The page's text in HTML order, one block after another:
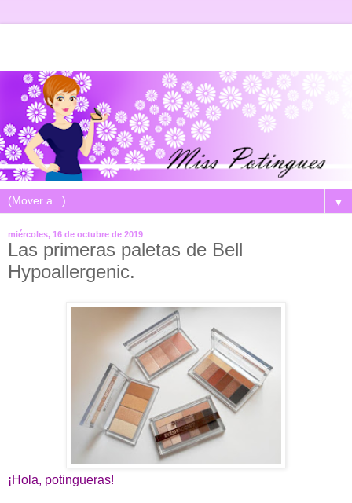
▼
miércoles, 16 de octubre de 2019
Las primeras paletas de Bell
Hypoallergenic.
¡Hola, potingueras!